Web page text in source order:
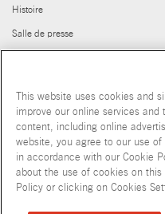
Histoire
Salle de presse
Produits abandonnés
© McCormick & Company,
This website uses cookies and
improve our online services and
content, including online
website, you agree to our use
in accordance with our Cookie
about the use of cookies on this
Policy or clicking on Cookies